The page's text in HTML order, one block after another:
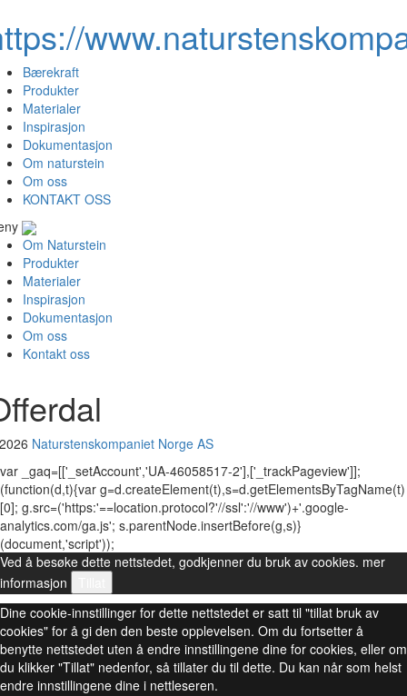
Bærekraft
Produkter
Materialer
Inspirasjon
Dokumentasjon
Om naturstein
Om oss
KONTAKT OSS
Om Naturstein
Produkter
Materialer
Inspirasjon
Dokumentasjon
Om oss
Kontakt oss
Naturstenskompaniet Norge AS
var _gaq=[['_setAccount','UA-46058517-2'],['_trackPageview']];
(function(d,t){var g=d.createElement(t),s=d.getElementsByTagName(t)
[0]; g.src=('https:'==location.protocol?'//ssl':'//www')+'.google-
analytics.com/ga.js'; s.parentNode.insertBefore(g,s)}
(document,'script'));
Ved å besøke dette nettstedet, godkjenner du bruk av cookies. mer
informasjon
Dine cookie-innstillinger for dette nettstedet er satt til "tillat bruk av
cookies" for å gi den den beste opplevelsen. Om du fortsetter å
benytte nettstedet uten å endre innstillingene dine for cookies, eller om
du klikker "Tillat" nedenfor, så tillater du til dette. Du kan når som helst
endre innstillingene dine i nettleseren.